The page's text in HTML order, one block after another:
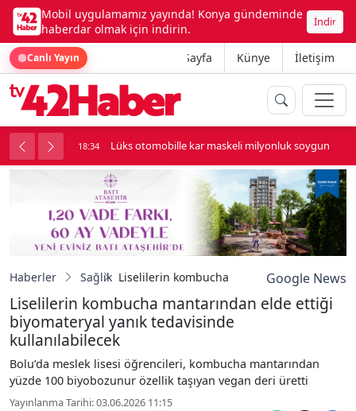
Mobil uygulamamız yayında! Konya gündeminde
haberdar olmak için indirin.
İndir
Canlı Yayın Ana Sayfa Künye İletişim
kavga çıktı 18:34 Lüks otomobille kar maskeli milyonluk soygun
Haberler Sağlık Liselilerin kombucha mantarından elde
Google News
Liselilerin kombucha mantarından elde ettiği
biyomateryal yanık tedavisinde
kullanılabilecek
Bolu’da meslek lisesi öğrencileri, kombucha mantarından
yüzde 100 biyobozunur özellik taşıyan vegan deri üretti
Yayınlanma Tarihi: 03.06.2026 11:15